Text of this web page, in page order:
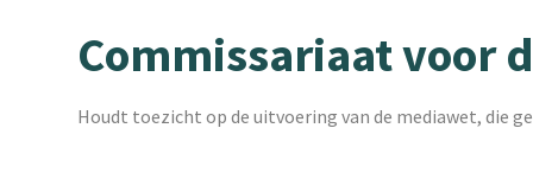
Commissariaat voor
Houdt toezicht op de uitvoering van de mediawet, die